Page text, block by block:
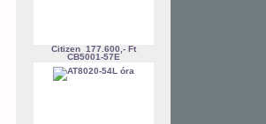
Citizen 177.600,- Ft
CB5001-57E